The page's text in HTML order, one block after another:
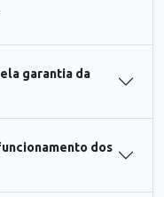
garantia da
dos